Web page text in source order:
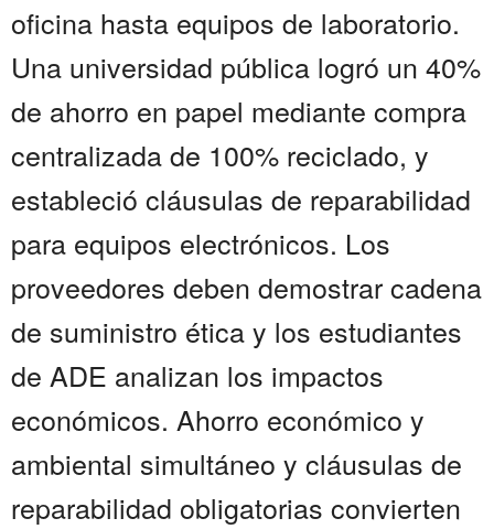
oficina hasta equipos de laboratorio.
Una universidad pública logró un 40%
de ahorro en papel mediante compra
centralizada de 100% reciclado, y
estableció cláusulas de reparabilidad
para equipos electrónicos. Los
proveedores deben demostrar cadena
de suministro ética y los estudiantes
de ADE analizan los impactos
económicos. Ahorro económico y
ambiental simultáneo y cláusulas de
reparabilidad obligatorias convierten